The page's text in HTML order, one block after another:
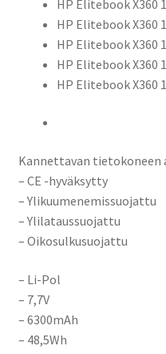
HP Elitebook X360
HP Elitebook X360
HP Elitebook X360
HP Elitebook X360
HP Elitebook X360
Kannettavan tietokoneen
– CE -hyväksytty
– Ylikuumenemissuojattu
– Ylilataussuojattu
– Oikosulkusuojattu
– Li-Pol
– 7,7V
– 6300mAh
– 48,5Wh